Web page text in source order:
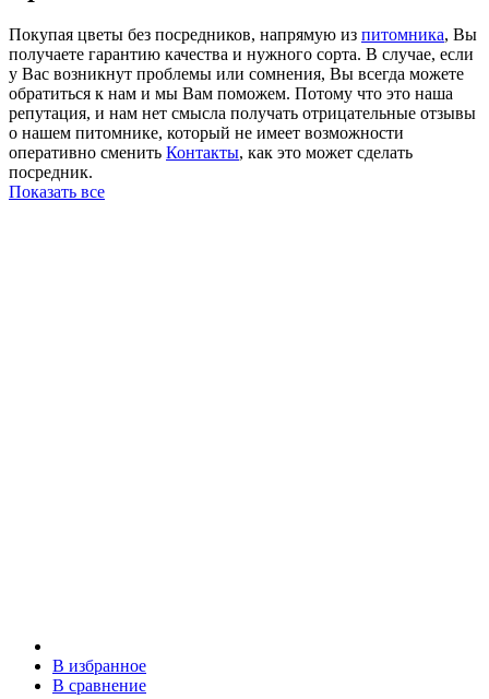
Покупая цветы без посредников, напрямую из питомника, Вы
получаете гарантию качества и нужного сорта. В случае, если
у Вас возникнут проблемы или сомнения, Вы всегда можете
обратиться к нам и мы Вам поможем. Потому что это наша
репутация, и нам нет смысла получать отрицательные отзывы
о нашем питомнике, который не имеет возможности
оперативно сменить Контакты, как это может сделать
посредник.
Показать все
В избранное
В сравнение